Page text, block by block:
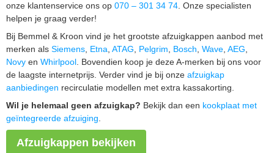
onze klantenservice ons op 070 – 301 34 74. Onze specialisten
helpen je graag verder!
Bij Bemmel & Kroon vind je het grootste afzuigkappen aanbod met
merken als Siemens, Etna, ATAG, Pelgrim, Bosch, Wave, AEG,
Novy en Whirlpool. Bovendien koop je deze A-merken bij ons voor
de laagste internetprijs. Verder vind je bij onze afzuigkap
aanbiedingen recirculatie modellen met extra kassakorting.
Wil je helemaal geen afzuigkap? Bekijk dan een kookplaat met
geïntegreerde afzuiging.
Afzuigkappen bekijken